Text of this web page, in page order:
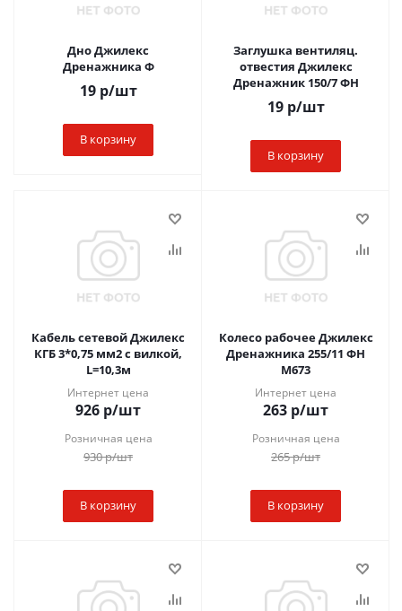
Дно Джилекс
Дренажника Ф
19р/шт
В корзину
Заглушка вентиляц.
отвестия Джилекс
Дренажник 150/7 ФН
19р/шт
В корзину
Кабель сетевой Джилекс
КГБ 3*0,75 мм2 с вилкой,
L=10,3м
Интернет цена
926 р/шт
Розничная цена
930р/шт
В корзину
Колесо рабочее Джилекс
Дренажника 255/11 ФН
М673
Интернет цена
263 р/шт
Розничная цена
265р/шт
В корзину